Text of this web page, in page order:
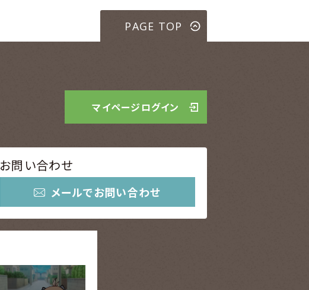
PAGE TOP
マイページ ログイン
お問い合わせ
メールでお問い合わせ